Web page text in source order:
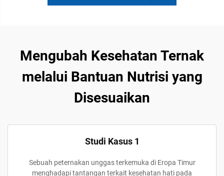
Mengubah Kesehatan Ternak
melalui Bantuan Nutrisi yang
Disesuaikan
Studi Kasus 1
Sebuah peternakan unggas terkemuka di Eropa Timur
menghadapi tantangan terkait kesehatan hati pada